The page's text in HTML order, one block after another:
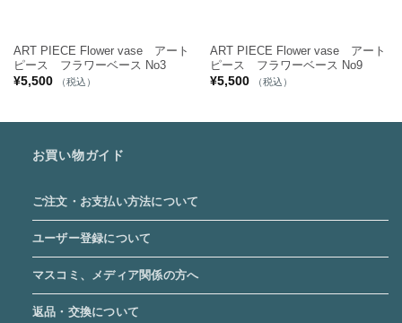
ART PIECE Flower vase アート
ピース フラワーベース No3
¥5,500 （税込）
ART PIECE Flower vase アート
ピース フラワーベース No9
¥5,500 （税込）
お買い物ガイド
ご注文・お支払い方法について
ユーザー登録について
マスコミ、メディア関係の方へ
返品・交換について